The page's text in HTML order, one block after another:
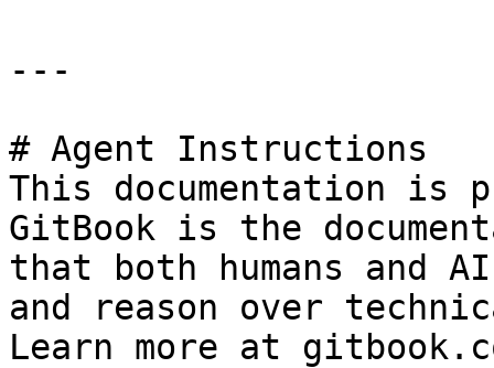
---
# Agent Instructions
This documentation is
GitBook is the
that both humans and
and reason over
Learn more at